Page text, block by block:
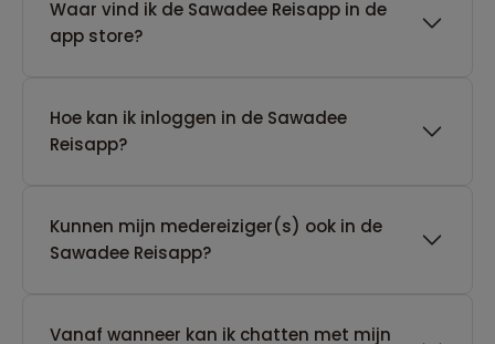
Waar vind ik de Sawadee Reisapp in de
app store?
Hoe kan ik inloggen in de Sawadee
Reisapp?
Kunnen mijn medereiziger(s) ook in de
Sawadee Reisapp?
Vanaf wanneer kan ik chatten met mijn